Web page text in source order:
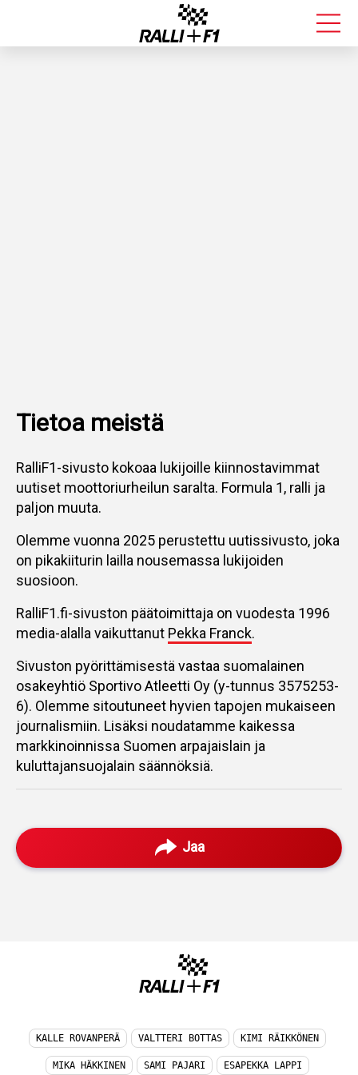
Tietoa meistä
RalliF1-sivusto kokoaa lukijoille kiinnostavimmat
uutiset moottoriurheilun saralta. Formula 1, ralli ja
paljon muuta.
Olemme vuonna 2025 perustettu uutissivusto, joka
on pikakiiturin lailla nousemassa lukijoiden
suosioon.
RalliF1.fi-sivuston päätoimittaja on vuodesta 1996
media-alalla vaikuttanut Pekka Franck.
Sivuston pyörittämisestä vastaa suomalainen
osakeyhtiö Sportivo Atleetti Oy (y-tunnus 3575253-
6). Olemme sitoutuneet hyvien tapojen mukaiseen
journalismiin. Lisäksi noudatamme kaikessa
markkinoinnissa Suomen arpajaislain ja
kuluttajansuojalain säännöksiä.
Jaa
KALLE ROVANPERÄ VALTTERI BOTTAS KIMI RÄIKKÖNEN
MIKA HÄKKINEN SAMI PAJARI ESAPEKKA LAPPI